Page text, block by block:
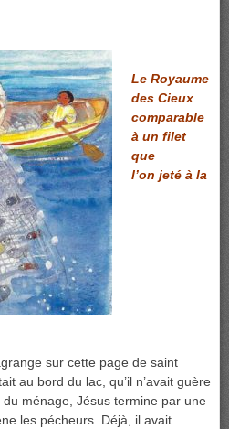
Le Royaume
des Cieux
comparable
à un filet
que
l’on jeté à la
sur cette page de saint
au bord du lac, qu’il n’avait guère
du ménage, Jésus termine par une
les pécheurs. Déjà, il avait